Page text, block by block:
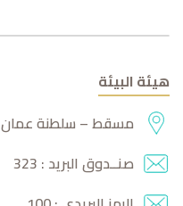
هيئة البيئة
مسقط – سلطنة عمان
صنــدوق البريد : 323